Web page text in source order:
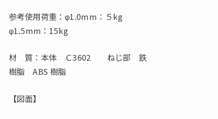
参考使用荷重：φ1.0mm：５kg
φ1.5mm：15kg
材 質：本体 Ｃ3602 ねじ部 鉄
樹脂 ABS 樹脂
【図面】